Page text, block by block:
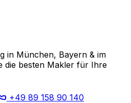
in München, Bayern & im
die besten Makler für Ihre
+49 89 158 90 140